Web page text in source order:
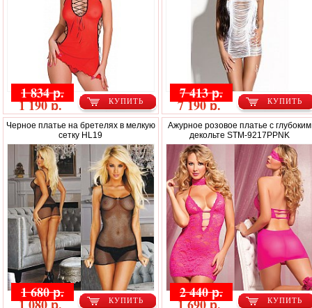
КУПИТЬ
1 834 р.
1 190 р. КУПИТЬ
7 413 р.
7 190 р.
Черное платье на бретелях в мелкую
сетку HL19
КУПИТЬ
1 680 р.
Ажурное розовое платье с глубоким
декольте STM-9217PPNK
КУПИТЬ
2 440 р.